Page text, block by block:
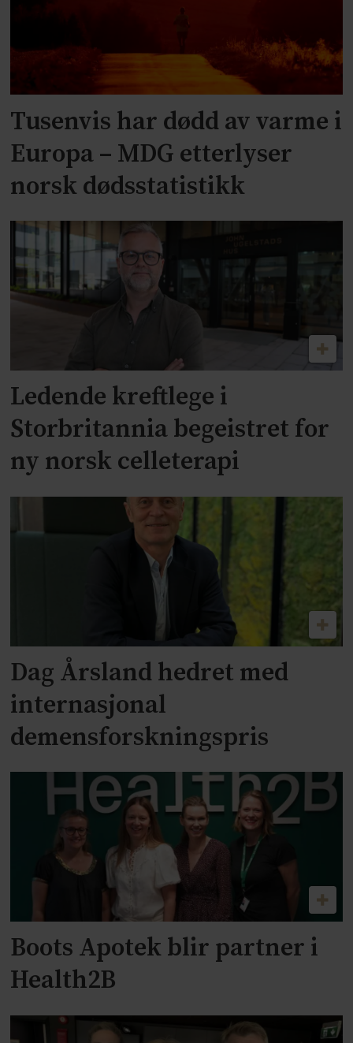
Tusenvis har dødd av varme i
Europa – MDG etterlyser
norsk dødsstatistikk
Ledende kreftlege i
Storbritannia begeistret for
ny norsk celleterapi
Dag Årsland hedret med
internasjonal
demensforskningspris
Boots Apotek blir partner i
Health2B